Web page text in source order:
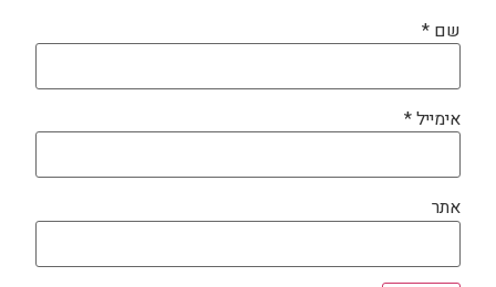
שם *
אימייל*
אתר